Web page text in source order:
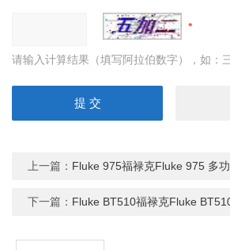
请输入计算结果（填写阿拉伯数字），如：
上一篇： Fluke 975福禄克Fluke 975 多
下一篇： Fluke BT510福禄克Fluke